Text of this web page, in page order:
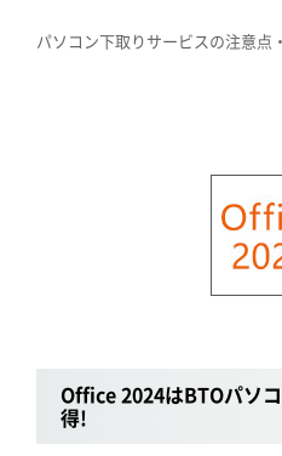
パソコン下取りサービスの注意点
Office 2024はBTOパソ
得!